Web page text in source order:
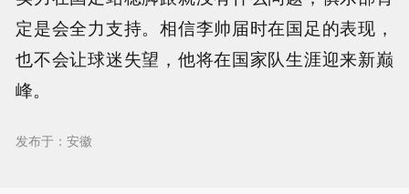
定是会全力支持。相信李帅届时在国足的表现，
也不会让球迷失望，他将在国家队生涯迎来新巅
峰。
发布于：安徽